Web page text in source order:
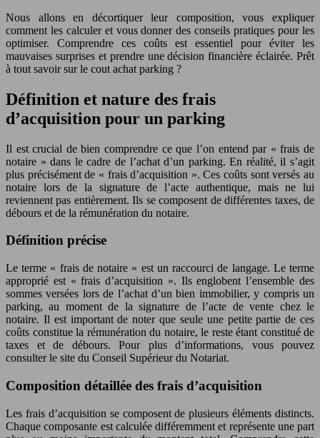
Nous allons en décortiquer leur composition, vous expliquer
comment les calculer et vous donner des conseils pratiques pour les
optimiser. Comprendre ces coûts est essentiel pour éviter les
mauvaises surprises et prendre une décision financière éclairée. Prêt
à tout savoir sur le cout achat parking ?
Définition et nature des frais
d’acquisition pour un parking
Il est crucial de bien comprendre ce que l’on entend par « frais de
notaire » dans le cadre de l’achat d’un parking. En réalité, il s’agit
plus précisément de « frais d’acquisition ». Ces coûts sont versés au
notaire lors de la signature de l’acte authentique, mais ne lui
reviennent pas entièrement. Ils se composent de différentes taxes, de
débours et de la rémunération du notaire.
Définition précise
Le terme « frais de notaire » est un raccourci de langage. Le terme
approprié est « frais d’acquisition ». Ils englobent l’ensemble des
sommes versées lors de l’achat d’un bien immobilier, y compris un
parking, au moment de la signature de l’acte de vente chez le
notaire. Il est important de noter que seule une petite partie de ces
coûts constitue la rémunération du notaire, le reste étant constitué de
taxes et de débours. Pour plus d’informations, vous pouvez
consulter le site du Conseil Supérieur du Notariat.
Composition détaillée des frais d’acquisition
Les frais d’acquisition se composent de plusieurs éléments distincts.
Chaque composante est calculée différemment et représente une part